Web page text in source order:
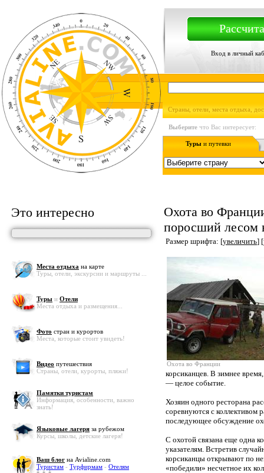
Вход в личный
Страны, отели, места отдыха,
Выберите что Вас интересует:
Туры и путевки
Это интересно
Места отдыха на карте
Туры, отели, экскурсии и маршруты ...
Туры и Отели
Места отдыха и размещения...
Фото стран и курортов
Места, которые стоит увидеть!
Видео путешествия
Страны, отели, курорты, пляжи!
Памятки туристам
Информация, особенности, важно
знать!
Языковые лагеря за рубежом
Курсы, школы, детские лагеря!
Ваш блог на Avialine.com
Туристам - Турфирмам - Отелям
Охота во
поросший лесом
Размер шрифта: [увеличить] [
Охота во Франции
корсиканцев. В зимнее
— целое событие.
Хозяин одного ресторана
соревнуются с коллективом
последующее обсуждение
С охотой связана еще одна
указателям. Встретив
корсиканцы открывают по
«победили» несчетное их